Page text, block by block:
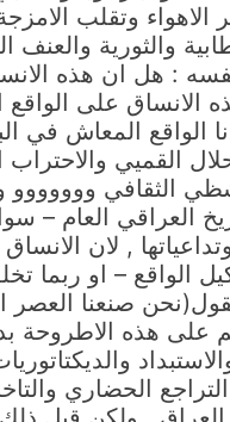
وتقلب
والثورية
: هل ان هذه
الانساق على
الواقع المعاش في
القميي
الثقافي
العراقي العام –
, لان
الواقع – او ربما
صنعنا العصر
هذه الاطروحة
الحضاري